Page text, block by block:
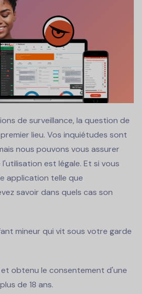
de surveillance, la question de
lieu. Vos inquiétudes sont
nous pouvons vous assurer
est légale. Et si vous
application telle que
savoir dans quels cas son
mineur qui vit sous votre garde
et obtenu le consentement d'une
de 18 ans.